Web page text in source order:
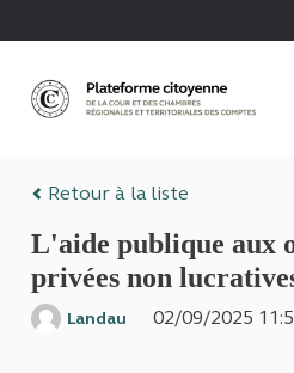
Retour à la liste
L'aide publique aux
privées non
Landau
02/09/2025